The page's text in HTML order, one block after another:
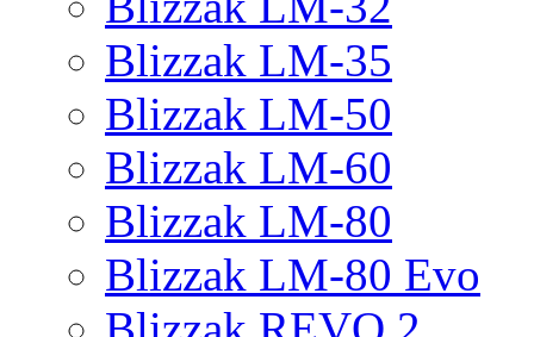
Blizzak LM-35
Blizzak LM-50
Blizzak LM-60
Blizzak LM-80
Blizzak LM-80 Evo